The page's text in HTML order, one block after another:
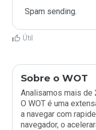
Spam sending.
Útil
Sobre o WOT
Analisamos mais de
O WOT é uma
a navegar com
navegador, o